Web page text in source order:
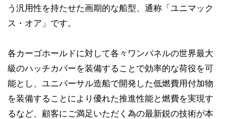
う汎用性を持たせた画期的な船型、通称「ユニマック
ス・オア」です。
各カーゴホールドに対して各々ワンパネルの世界最大
級のハッチカバーを装備することで効率的な荷役を可
能とし、ユニバーサル造船で開発した低燃費用付加物
を装備することにより優れた推進性能と燃費を実現す
るなど、顧客にご満足いただく為の最新鋭の技術が本